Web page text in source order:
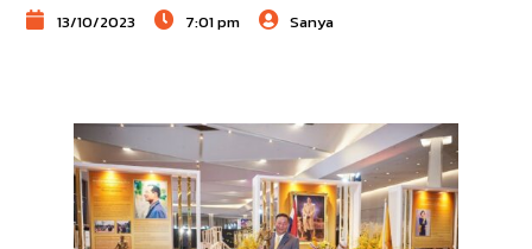
13/10/2023 7:01 pm Sanya